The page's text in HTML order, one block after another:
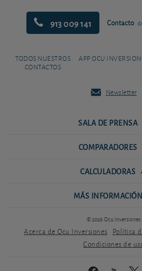
913 009 141 Contacto
TODOS NUESTROS
CONTACTOS
APP OCU
Newsletter
SALA DE PRENSA
COMPARADORES
CALCULADORAS
MÁS INFORMACIÓN
© 2026 Ocu Inversiones
Acerca de Ocu Inversiones Política
Condiciones de